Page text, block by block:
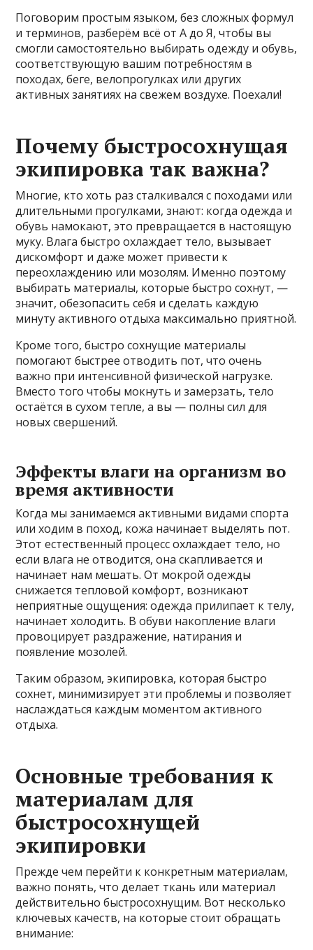
Поговорим простым языком, без сложных формул
и терминов, разберём всё от А до Я, чтобы вы
смогли самостоятельно выбирать одежду и обувь,
соответствующую вашим потребностям в
походах, беге, велопрогулках или других
активных занятиях на свежем воздухе. Поехали!
Почему быстросохнущая
экипировка так важна?
Многие, кто хоть раз сталкивался с походами или
длительными прогулками, знают: когда одежда и
обувь намокают, это превращается в настоящую
муку. Влага быстро охлаждает тело, вызывает
дискомфорт и даже может привести к
переохлаждению или мозолям. Именно поэтому
выбирать материалы, которые быстро сохнут, —
значит, обезопасить себя и сделать каждую
минуту активного отдыха максимально приятной.
Кроме того, быстро сохнущие материалы
помогают быстрее отводить пот, что очень
важно при интенсивной физической нагрузке.
Вместо того чтобы мокнуть и замерзать, тело
остаётся в сухом тепле, а вы — полны сил для
новых свершений.
Эффекты влаги на организм во
время активности
Когда мы занимаемся активными видами спорта
или ходим в поход, кожа начинает выделять пот.
Этот естественный процесс охлаждает тело, но
если влага не отводится, она скапливается и
начинает нам мешать. От мокрой одежды
снижается тепловой комфорт, возникают
неприятные ощущения: одежда прилипает к телу,
начинает холодить. В обуви накопление влаги
провоцирует раздражение, натирания и
появление мозолей.
Таким образом, экипировка, которая быстро
сохнет, минимизирует эти проблемы и позволяет
наслаждаться каждым моментом активного
отдыха.
Основные требования к
материалам для
быстросохнущей
экипировки
Прежде чем перейти к конкретным материалам,
важно понять, что делает ткань или материал
действительно быстросохнущим. Вот несколько
ключевых качеств, на которые стоит обращать
внимание: